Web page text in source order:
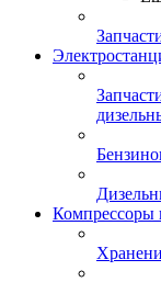
Компрессоры